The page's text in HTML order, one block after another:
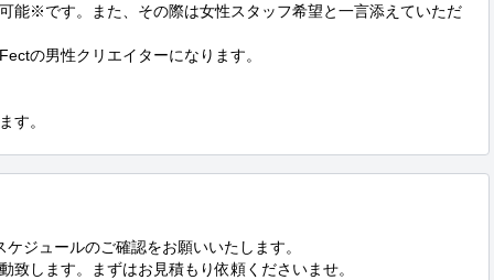
能※です。また、その際は女性スタッフ希望と一言添えていただ
の男性クリエイターになります。
す。
ジュールのご確認をお願いいたします。
します。まずはお見積もり依頼くださいませ。